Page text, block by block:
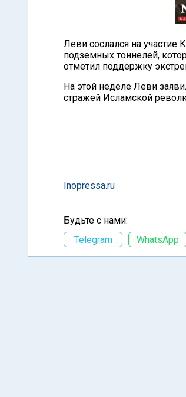
Леви сослался на участие
подземных тоннелей,
отметил поддержку
На этой неделе Леви
стражей Исламской
Inopressa.ru
Будьте с нами:
Telegram
WhatsApp